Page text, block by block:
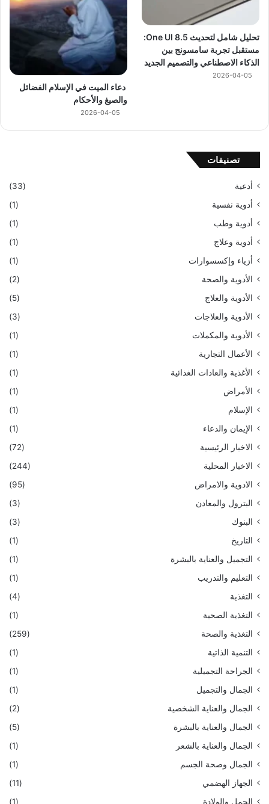
تحليل شامل لتحديث One UI 8.5:
مستقبل تجربة سامسونج بين
الذكاء الاصطناعي والتصميم الجديد
2026-04-05
دعاء الميت في الإسلام الفضائل
والصيغ والأحكام
2026-04-05
تصنيفات
أدعية
(33)
أدوية نفسية
(1)
أدوية وطب
(1)
أدوية وعلاج
(1)
أزياء وإكسسوارات
(1)
الأدوية والصحة
(2)
الأدوية والعلاج
(5)
الأدوية والعلاجات
(3)
الأدوية والمكملات
(1)
الأعمال التجارية
(1)
الأغذية والعادات الغذائية
(1)
الأمراض
(1)
الإسلام
(1)
الإيمان والدعاء
(1)
الاخبار الرئيسية
(72)
الاخبار المحلية
(244)
الادوية والامراض
(95)
البترول والمعادن
(3)
البنوك
(3)
التاريخ
(1)
التجميل والعناية بالبشرة
(1)
التعليم والتدريب
(1)
التغذية
(4)
التغذية الصحية
(1)
التغذية والصحة
(259)
التنمية الذاتية
(1)
الجراحة التجميلية
(1)
الجمال والتجميل
(1)
الجمال والعناية الشخصية
(2)
الجمال والعناية بالبشرة
(5)
الجمال والعناية بالشعر
(1)
الجمال وصحة الجسم
(1)
الجهاز الهضمي
(11)
الحمل والولادة
(1)